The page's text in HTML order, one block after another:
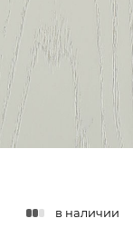
в наличии